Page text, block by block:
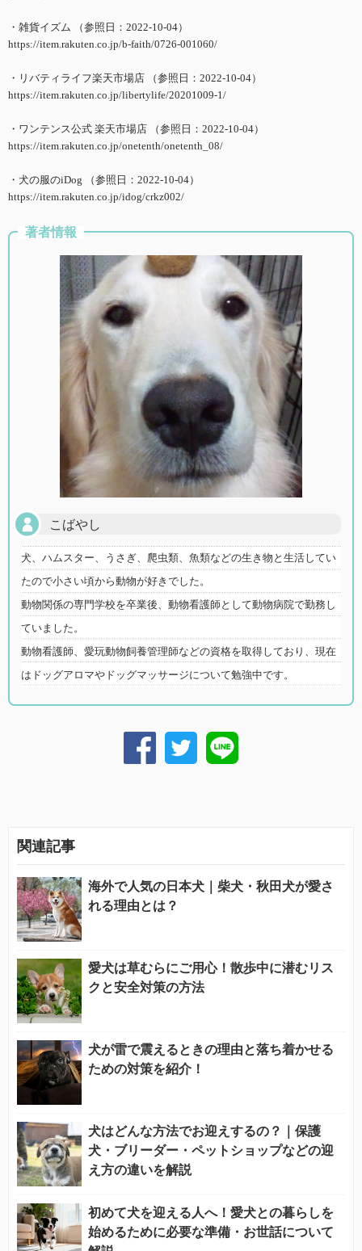
・雑貨イズム （参照日：2022-10-04）
https://item.rakuten.co.jp/b-faith/0726-001060/
・リバティライフ楽天市場店 （参照日：2022-10-04）
https://item.rakuten.co.jp/libertylife/20201009-1/
・ワンテンス公式 楽天市場店 （参照日：2022-10-04）
https://item.rakuten.co.jp/onetenth/onetenth_08/
・犬の服のiDog （参照日：2022-10-04）
https://item.rakuten.co.jp/idog/crkz002/
著者情報
こばやし
犬、ハムスター、うさぎ、爬虫類、魚類などの生き物と生活してい
たので小さい頃から動物が好きでした。
動物関係の専門学校を卒業後、動物看護師として動物病院で勤務し
ていました。
動物看護師、愛玩動物飼養管理師などの資格を取得しており、現在
はドッグアロマやドッグマッサージについて勉強中です。
関連記事
海外で人気の日本犬｜柴犬・秋田犬が愛さ
れる理由とは？
愛犬は草むらにご用心！散歩中に潜むリス
クと安全対策の方法
犬が雷で震えるときの理由と落ち着かせる
ための対策を紹介！
犬はどんな方法でお迎えするの？｜保護
犬・ブリーダー・ペットショップなどの迎
え方の違いを解説
初めて犬を迎える人へ！愛犬との暮らしを
始めるために必要な準備・お世話について